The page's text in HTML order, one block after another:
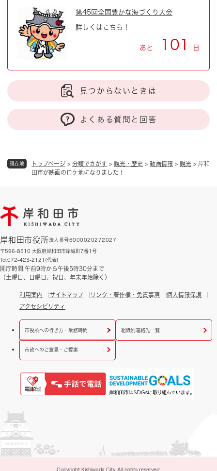
現在地 トップページ > 分類でさがす > 観光・歴史 > 動画情報 > 観光 > 岸和
田市が映画のロケ地になりました！
第45回全国豊かな海づくり大会
詳しくはこちら！
あと 101 日
見つからないときは
よくある質問と回答
岸和田市役所法人番号6000020272027
〒596-8510 大阪府岸和田市岸城町7番1号
Tel:072-423-2121(代表)
開庁時間:午前9時から午後5時30分まで
（土曜日、日曜日、祝日、年末年始除く）
利用案内 サイトマップ リンク・著作権・免責事項
個人情報保護
アクセシビリティ
市役所への行き方・業務時間 組織別連絡先一覧
市政へのご意見・ご提案
Copyright Kishiwada City All rights reserved.